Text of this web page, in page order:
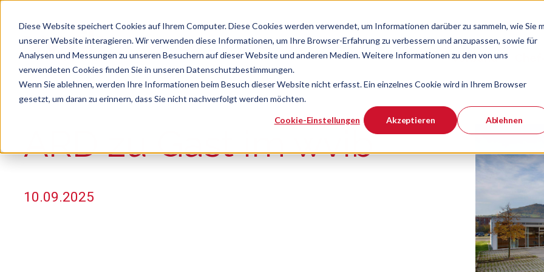
Diese Website speichert Cookies auf Ihrem Computer. Diese Cookies werden verwendet, um Informationen darüber zu sammeln, wie Sie
unserer Website interagieren. Wir verwenden diese Informationen, um Ihre Browser-Erfahrung zu verbessern und anzupassen, sowie für
Analysen und Messungen zu unseren Besuchern auf dieser Website und anderen Medien. Weitere Informationen zu den von uns
verwendeten Cookies finden Sie in unseren Datenschutzbestimmungen.
Wenn Sie ablehnen, werden Ihre Informationen beim Besuch dieser Website nicht erfasst. Ein einzelnes Cookie wird in Ihrem Browser
gesetzt, um daran zu erinnern, dass Sie nicht nachverfolgt werden möchten.
Cookie-Einstellungen Akzeptieren Ablehnen
Zeige
Verband
Suche
Es gibt keine Vorschläge, da das Suchfeld leer ist.
ARD zu Gast im wvib
10.09.2025